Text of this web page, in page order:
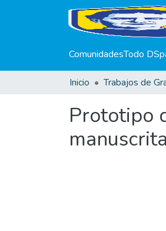
ComunidadesTodo
Inicio Trabajos de
Prototipo